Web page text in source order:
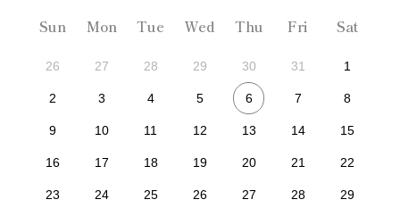
Sun Mon Tue Wed Thu Fri Sat
26 27 28 29 30 31 1
2 3 4 5 6 7 8
9 10 11 12 13 14 15
16 17 18 19 20 21 22
23 24 25 26 27 28 29